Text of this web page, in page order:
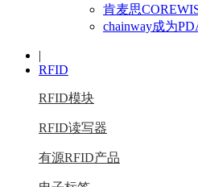
肯麦思
chainway成为
|
RFID
RFID模块
RFID读写器
有源RFID产品